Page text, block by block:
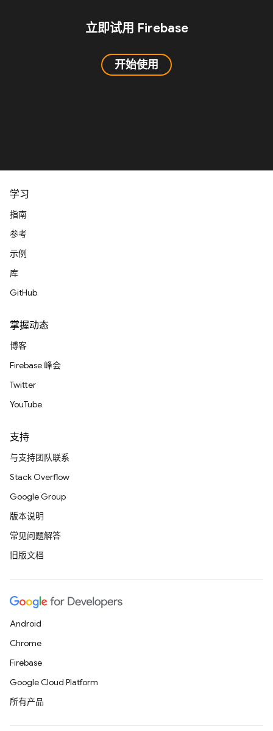
立即试用 Firebase
开始使用
学习
指南
参考
示例
库
GitHub
掌握动态
博客
Firebase 峰会
Twitter
YouTube
支持
与支持团队联系
Stack Overflow
Google Group
版本说明
常见问题解答
旧版文档
Android
Chrome
Firebase
Google Cloud Platform
所有产品